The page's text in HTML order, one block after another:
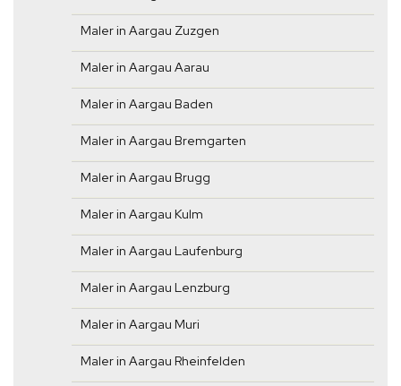
Maler in Aargau Zuzgen
Maler in Aargau Aarau
Maler in Aargau Baden
Maler in Aargau Bremgarten
Maler in Aargau Brugg
Maler in Aargau Kulm
Maler in Aargau Laufenburg
Maler in Aargau Lenzburg
Maler in Aargau Muri
Maler in Aargau Rheinfelden